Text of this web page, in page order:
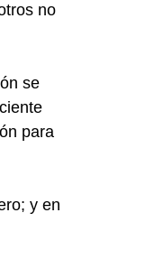
no
se
para
y en